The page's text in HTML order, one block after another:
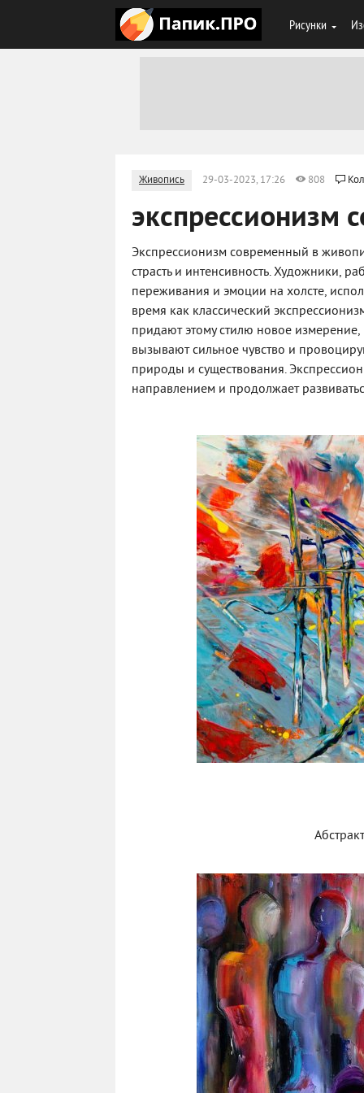
Рисунки
Живопись 29-03-2023, 17:26 808
экспрессионизм
Экспрессионизм современный в
страсть и интенсивность. Художники,
переживания и эмоции на холсте,
время как классический
придают этому стилю новое
вызывают сильное чувство и
природы и существования.
направлением и продолжает